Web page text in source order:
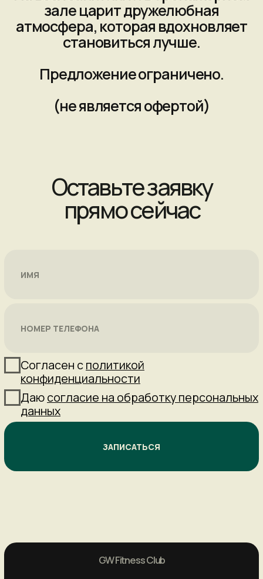
Согласен сполитикой
согласие на обработку персональных
mop.gusi@gw-grand.ru
GW Fitness Club
ОГРН 1177847369556
Согласие на обработку персональных данных
Постановление Правительства РФ
Перечень медицинских противопоказаний к занятиям
Правила посещения клуба
Политика конфиденциальности
7:00—24:00 будние дни